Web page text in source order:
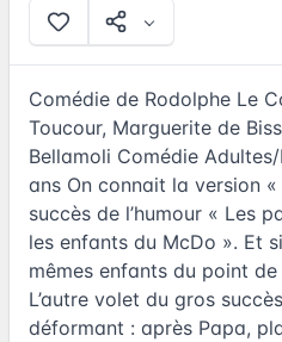
Comédie de Rodolphe Le
Toucour, Marguerite de
Bellamoli Comédie
ans On connait la version
succès de l’humour « Les
les enfants du McDo ». Et
mêmes enfants du point
L’autre volet du gros
déformant : après Papa,